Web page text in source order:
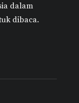
dalam
dibaca.